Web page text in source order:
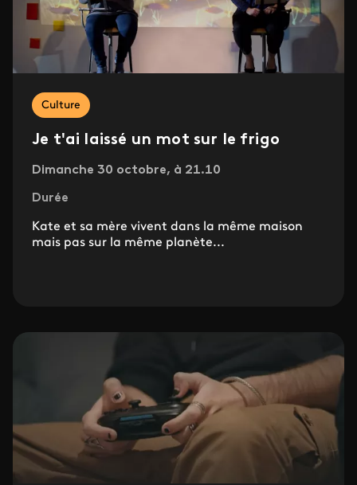
Culture
Je t'ai laissé un mot sur le frigo
Dimanche 30 octobre, à 21.10
Durée
Kate et sa mère vivent dans la même maison
mais pas sur la même planète...